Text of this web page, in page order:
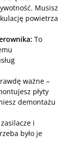
Musisz
powietrza
To
ważne –
płyty
demontażu
i
było je